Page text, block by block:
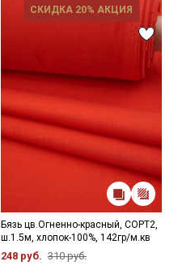
СКИДКА 20% АКЦИЯ
Бязь цв.Огненно-красный, СОРТ2,
ш.1.5м, хлопок-100%, 142гр/м.кв
248 руб. 310 руб.